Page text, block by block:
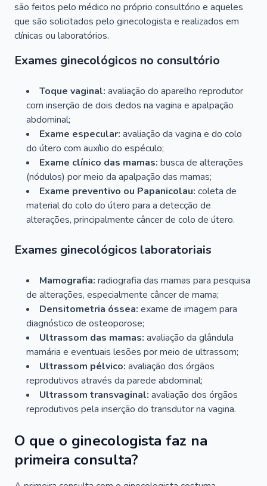
são feitos pelo médico no próprio consultório e aqueles
que são solicitados pelo ginecologista e realizados em
clínicas ou laboratórios.
Exames ginecológicos no consultório
Toque vaginal: avaliação do aparelho reprodutor
com inserção de dois dedos na vagina e apalpação
abdominal;
Exame especular: avaliação da vagina e do colo
do útero com auxílio do espéculo;
Exame clínico das mamas: busca de alterações
(nódulos) por meio da apalpação das mamas;
Exame preventivo ou Papanicolau: coleta de
material do colo do útero para a detecção de
alterações, principalmente câncer de colo de útero.
Exames ginecológicos laboratoriais
Mamografia: radiografia das mamas para pesquisa
de alterações, especialmente câncer de mama;
Densitometria óssea: exame de imagem para
diagnóstico de osteoporose;
Ultrassom das mamas: avaliação da glândula
mamária e eventuais lesões por meio de ultrassom;
Ultrassom pélvico: avaliação dos órgãos
reprodutivos através da parede abdominal;
Ultrassom transvaginal: avaliação dos órgãos
reprodutivos pela inserção do transdutor na vagina.
O que o ginecologista faz na
primeira consulta?